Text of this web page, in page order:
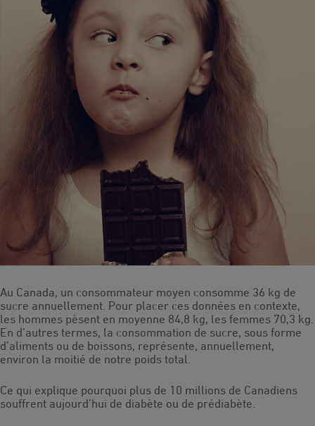
Au Canada, un consommateur moyen consomme 36 kg de
sucre annuellement. Pour placer ces données en contexte,
les hommes pèsent en moyenne 84,8 kg, les femmes 70,3 kg.
En d’autres termes, la consommation de sucre, sous forme
d’aliments ou de boissons, représente, annuellement,
environ la moitié de notre poids total.
Ce qui explique pourquoi plus de 10 millions de Canadiens
souffrent aujourd’hui de diabète ou de prédiabète.